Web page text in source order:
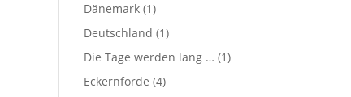
Dänemark (1)
Deutschland (1)
Die Tage werden lang … (1)
Eckernförde (4)